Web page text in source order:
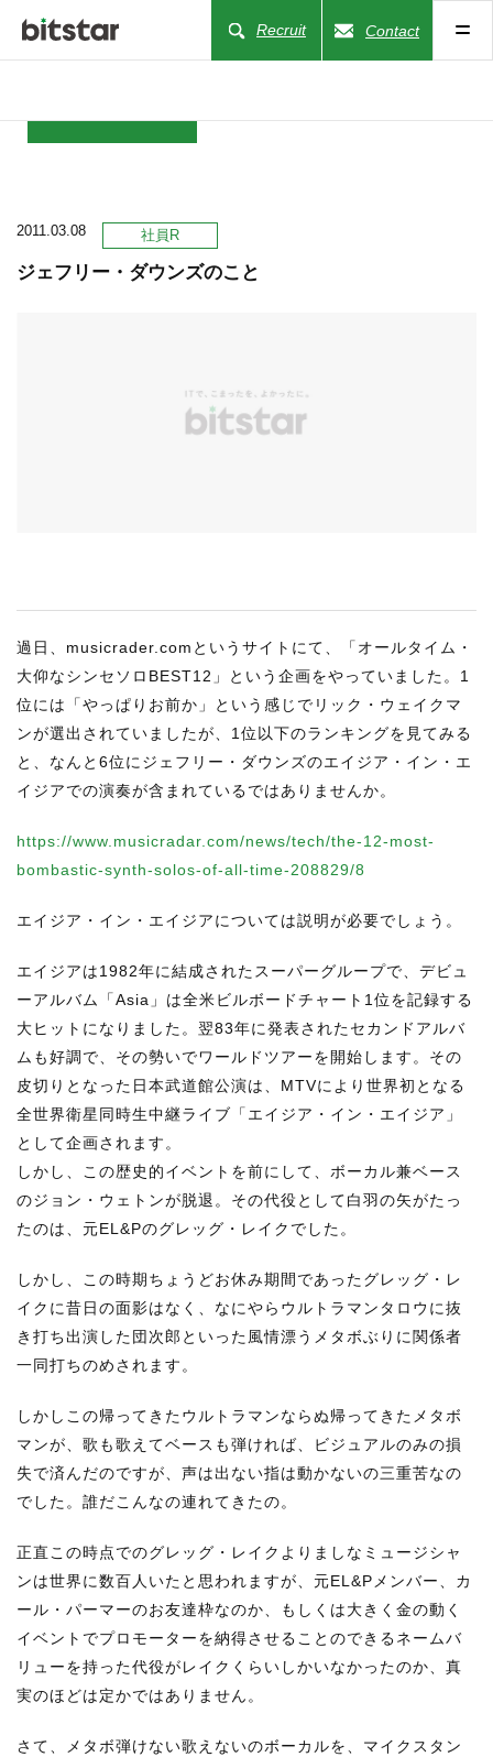
Recruit Contact
COMPANY
CONTACT US
サイトマップ
約款
情報セキュリティ
プライバシーポリシー
2011.03.08 社員R
ジェフリー・ダウンズのこと
過日、musicrader.comというサイトにて、「オールタイム・
大仰なシンセソロBEST12」という企画をやっていました。1
位には「やっぱりお前か」という感じでリック・ウェイクマ
ンが選出されていましたが、1位以下のランキングを見てみる
と、なんと6位にジェフリー・ダウンズのエイジア・イン・エ
イジアでの演奏が含まれているではありませんか。
https://www.musicradar.com/news/tech/the-12-most-
bombastic-synth-solos-of-all-time-208829/8
エイジア・イン・エイジアについては説明が必要でしょう。
エイジアは1982年に結成されたスーパーグループで、デビュ
ーアルバム「Asia」は全米ビルボードチャート1位を記録する
大ヒットになりました。翌83年に発表されたセカンドアルバ
ムも好調で、その勢いでワールドツアーを開始します。その
皮切りとなった日本武道館公演は、MTVにより世界初となる
全世界衛星同時生中継ライブ「エイジア・イン・エイジア」
として企画されます。
しかし、この歴史的イベントを前にして、ボーカル兼ベース
のジョン・ウェトンが脱退。その代役として白羽の矢がたっ
たのは、元EL&Pのグレッグ・レイクでした。
しかし、この時期ちょうどお休み期間であったグレッグ・レ
イクに昔日の面影はなく、なにやらウルトラマンタロウに抜
き打ち出演した団次郎といった風情漂うメタボぶりに関係者
一同打ちのめされます。
しかしこの帰ってきたウルトラマンならぬ帰ってきたメタボ
マンが、歌も歌えてベースも弾ければ、ビジュアルのみの損
失で済んだのですが、声は出ない指は動かないの三重苦なの
でした。誰だこんなの連れてきたの。
正直この時点でのグレッグ・レイクよりましなミュージシャ
ンは世界に数百人いたと思われますが、元EL&Pメンバー、カ
ール・パーマーのお友達枠なのか、もしくは大きく金の動く
イベントでプロモーターを納得させることのできるネームバ
リューを持った代役がレイクくらいしかいなかったのか、真
実のほどは定かではありません。
さて、メタボ弾けない歌えないのボーカルを、マイクスタン